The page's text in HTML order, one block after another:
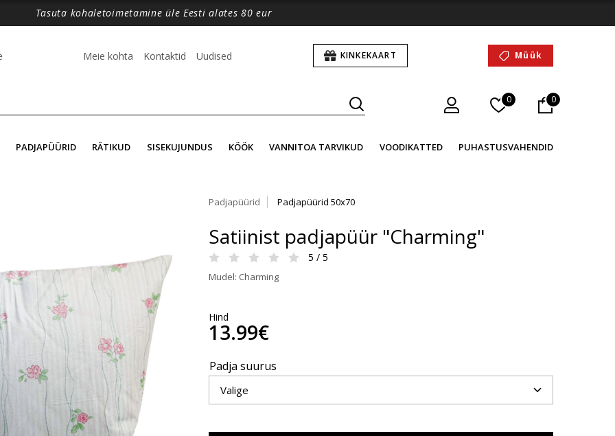
Tasuta kohaletoimetamine üle Eesti alates 80 eur
Meie kohta Kontaktid Uudised KINKEKAART Müük
0 0
PADJAPÜÜRID RÄTIKUD SISEKUJUNDUS KÖÖK VANNITOA TARVIKUD VOODIKATTED PUHASTUSVAHENDID
Padjapüürid Padjapüürid 50x70
Satiinist padjapüür "Charming"
5 / 5
Mudel: Charming
Hind
13.99€
Padja suurus